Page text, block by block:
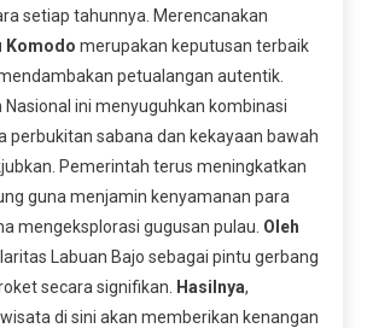
setiap tahunnya. Merencanakan
Komodo merupakan keputusan terbaik
petualangan autentik.
Nasional ini menyuguhkan kombinasi
perbukitan sabana dan kekayaan bawah
Pemerintah terus meningkatkan
guna menjamin kenyamanan para
mengeksplorasi gugusan pulau. Oleh
Labuan Bajo sebagai pintu gerbang
secara signifikan.
Hasilnya,
di sini akan memberikan kenangan